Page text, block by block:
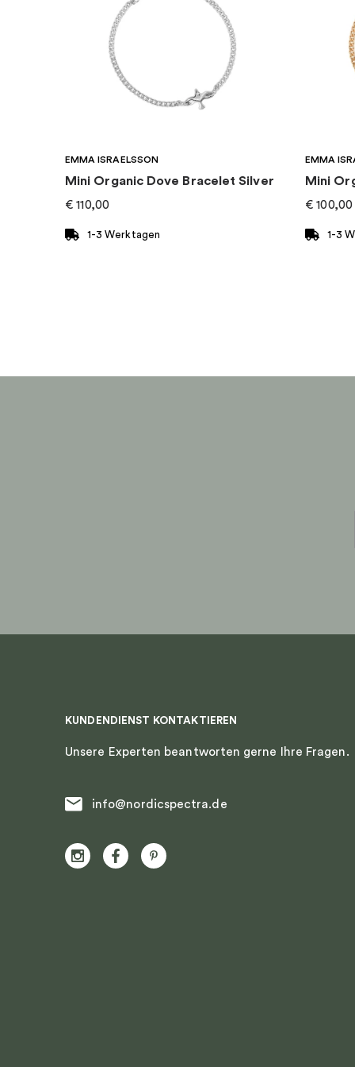
Marke Thomas Sabo
EMMA ISRAELSSON
Mini Organic Dove Bracelet Silver
€ 110,00
1-3 Werktagen
EMMA
Mini
€ 100,00
1-3
KUNDENDIENST KONTAKTIEREN
Unsere Experten beantworten gerne Ihre Fragen.
info@nordicspectra.de